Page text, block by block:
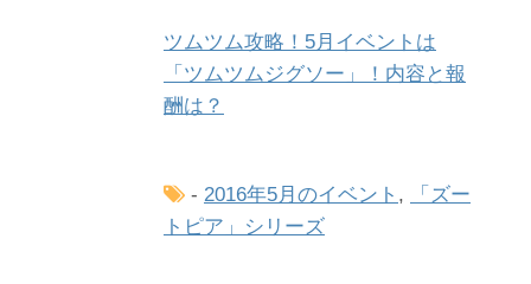
ツムツム攻略！5月イベントは
「ツムツムジグソー」！内容と報
酬は？
- 2016年5月のイベント ,
「ズー
トピア」シリーズ